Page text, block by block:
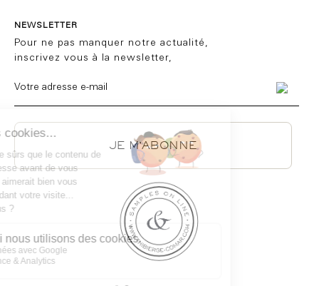
NEWSLETTER
Pour ne pas manquer notre actualité,
inscrivez vous à la newsletter,
JE M'ABONNE